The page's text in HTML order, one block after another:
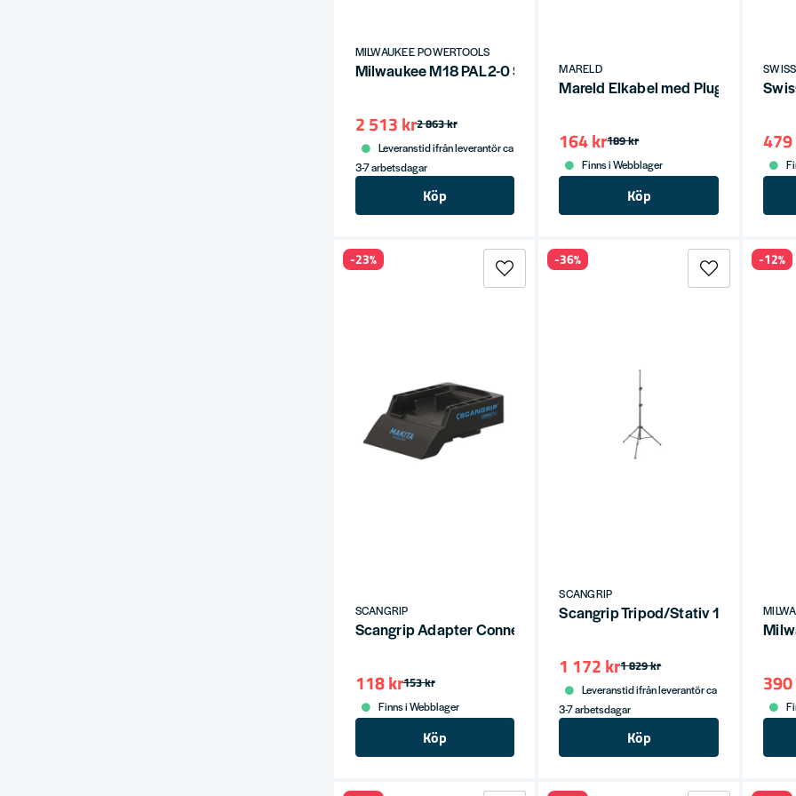
MILWAUKEE POWERTOOLS
Milwaukee M18 PAL2-0 Ställbar Områdesbelysning 18V 500-
2 863 kr
2 513 kr
Leveranstid ifrån leverantör ca
3-7 arbetsdagar
Köp
MARELD
Mareld Elkabel med Plug-in 1,5m
189 kr
164 kr
Finns i Webblager
Köp
SCANGRIP
Scangrip Adapter Connect Makita
153 kr
118 kr
Finns i Webblager
Köp
-23%
SCANGRIP
Scangrip Tripod/Stativ 1,35-3
1 829 kr
1 172 kr
Leveranstid ifrån leverantör ca
3-7 arbetsdagar
Köp
-36% -12%